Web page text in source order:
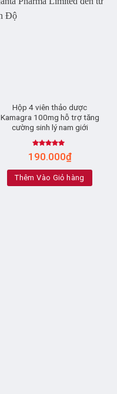
Hộp 4 viên thảo dược
Kamagra 100mg hỗ trợ tăng
cường sinh lý nam giới
Rated4.89
out of 5
190.000₫
Thêm Vào Giỏ hàng